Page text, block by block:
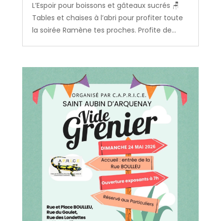
L’Espoir pour boissons et gâteaux sucrés 🪑
Tables et chaises à l’abri pour profiter toute
la soirée Ramène tes proches. Profite de...